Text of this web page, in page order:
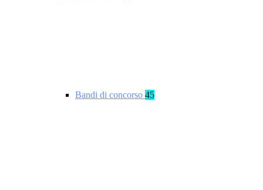
Bandi di concorso 45